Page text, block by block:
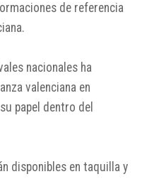
de referencia
nacionales ha
valenciana en
papel dentro del
disponibles en taquilla y